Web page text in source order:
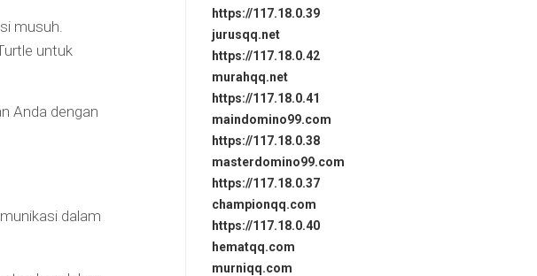
musuh.
untuk
Anda dengan
dalam
https://117.18.0.39
jurusqq.net
https://117.18.0.42
murahqq.net
https://117.18.0.41
maindomino99.com
https://117.18.0.38
masterdomino99.com
https://117.18.0.37
championqq.com
https://117.18.0.40
hematqq.com
murniqq.com